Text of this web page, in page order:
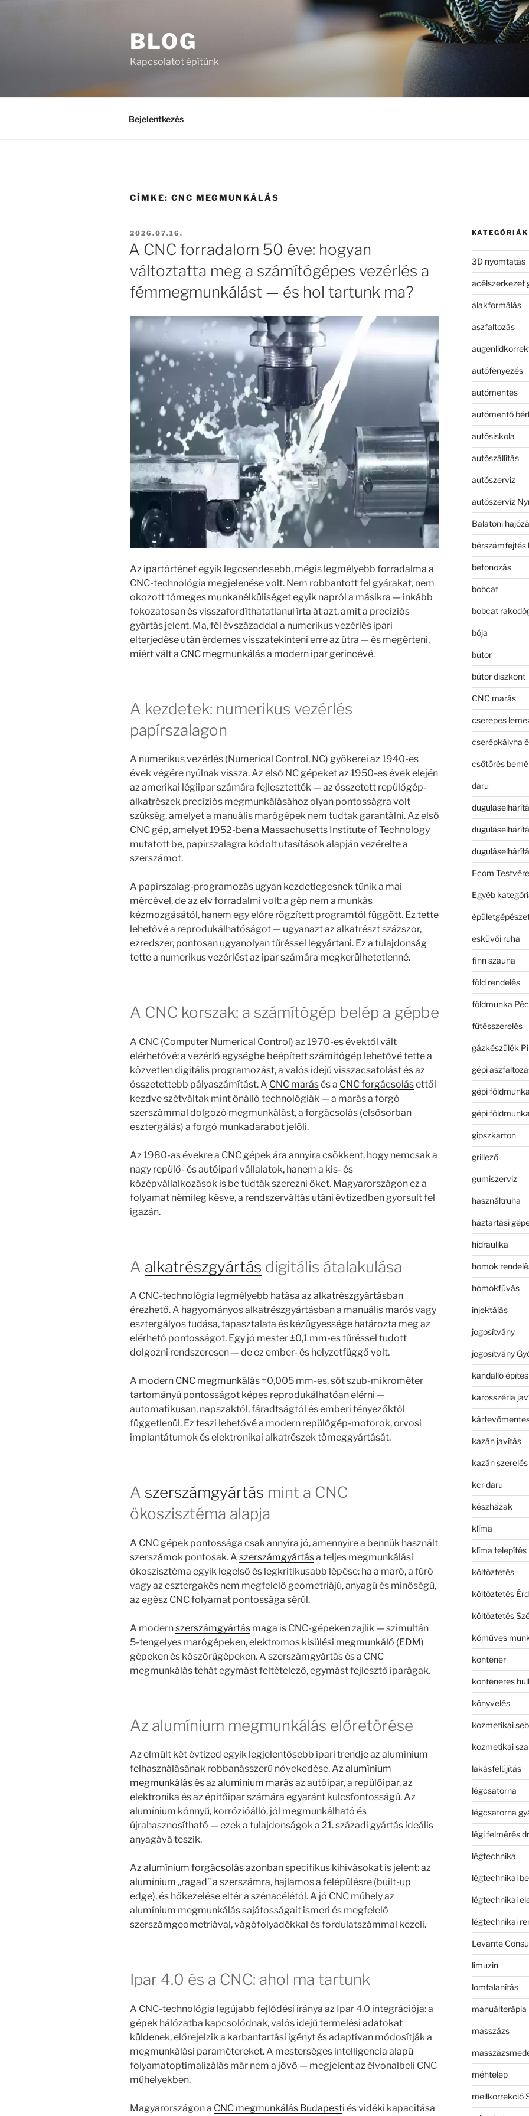
BLOG
Kapcsolatot építünk
Bejelentkezés
CÍMKE: CNC MEGMUNKÁLÁS
BEKÜLDVE:
2026.07.16.
A CNC forradalom 50 éve: hogyan
változtatta meg a számítógépes vezérlés a
fémmegmunkálást — és hol tartunk ma?
Az ipartörténet egyik legcsendesebb, mégis legmélyebb forradalma a
CNC-technológia megjelenése volt. Nem robbantott fel gyárakat, nem
okozott tömeges munkanélküliséget egyik napról a másikra — inkább
fokozatosan és visszafordíthatatlanul írta át azt, amit a precíziós
gyártás jelent. Ma, fél évszázaddal a numerikus vezérlés ipari
elterjedése után érdemes visszatekinteni erre az útra — és megérteni,
miért vált a CNC megmunkálása modern ipar gerincévé.
A kezdetek: numerikus vezérlés
papírszalagon
A numerikus vezérlés (Numerical Control, NC) gyökerei az 1940-es
évek végére nyúlnak vissza. Az első NC gépeket az 1950-es évek elején
az amerikai légiipar számára fejlesztették — az összetett repülőgép-
alkatrészek precíziós megmunkálásához olyan pontosságra volt
szükség, amelyet a manuális marógépek nem tudtak garantálni. Az első
CNC gép, amelyet 1952-ben a Massachusetts Institute of Technology
mutatott be, papírszalagra kódolt utasítások alapján vezérelte a
szerszámot.
A papírszalag-programozás ugyan kezdetlegesnek tűnik a mai
mércével, de az elv forradalmi volt: a gép nem a munkás
kézmozgásától, hanem egy előre rögzített programtól függött. Ez tette
lehetővé a reprodukálhatóságot — ugyanazt az alkatrészt százszor,
ezredszer, pontosan ugyanolyan tűréssel legyártani. Ez a tulajdonság
tette a numerikus vezérlést az ipar számára megkerülhetetlenné.
A CNC korszak: a számítógép belép a gépbe
A CNC (Computer Numerical Control) az 1970-es évektől vált
elérhetővé: a vezérlő egységbe beépített számítógép lehetővé tette a
közvetlen digitális programozást, a valós idejű visszacsatolást és az
összetettebb pályaszámítást. A CNC marásés a CNC forgácsolásettől
kezdve szétváltak mint önálló technológiák — a marás a forgó
szerszámmal dolgozó megmunkálást, a forgácsolás (elsősorban
esztergálás) a forgó munkadarabot jelöli.
Az 1980-as évekre a CNC gépek ára annyira csökkent, hogy nemcsak a
nagy repülő- és autóipari vállalatok, hanem a kis- és
középvállalkozások is be tudták szerezni őket. Magyarországon ez a
folyamat némileg késve, a rendszerváltás utáni évtizedben gyorsult fel
igazán.
A alkatrészgyártás digitális átalakulása
A CNC-technológia legmélyebb hatása azalkatrészgyártásban
érezhető. A hagyományos alkatrészgyártásban a manuális marós vagy
esztergályos tudása, tapasztalata és kézügyessége határozta meg az
elérhető pontosságot. Egy jó mester ±0,1 mm-es tűréssel tudott
dolgozni rendszeresen — de ez ember- és helyzetfüggő volt.
A modern CNC megmunkálás ±0,005 mm-es, sőt szub-mikrométer
tartományú pontosságot képes reprodukálhatóan elérni —
automatikusan, napszaktól, fáradtságtól és emberi tényezőktől
függetlenül. Ez teszi lehetővé a modern repülőgép-motorok, orvosi
implantátumok és elektronikai alkatrészek tömeggyártását.
A szerszámgyártás mint a CNC
ökoszisztéma alapja
A CNC gépek pontossága csak annyira jó, amennyire a bennük használt
szerszámok pontosak. A szerszámgyártása teljes megmunkálási
ökoszisztéma egyik legelső és legkritikusabb lépése: ha a maró, a fúró
vagy az esztergakés nem megfelelő geometriájú, anyagú és minőségű,
az egész CNC folyamat pontossága sérül.
A modernszerszámgyártás maga is CNC-gépeken zajlik — szimultán
5-tengelyes marógépeken, elektromos kisülési megmunkáló (EDM)
gépeken és köszörűgépeken. A szerszámgyártás és a CNC
megmunkálás tehát egymást feltételező, egymást fejlesztő iparágak.
Az alumínium megmunkálás előretörése
Az elmúlt két évtized egyik legjelentősebb ipari trendje az alumínium
felhasználásának robbanásszerű növekedése. Azalumínium
megmunkálásés azalumínium marásaz autóipar, a repülőipar, az
elektronika és az építőipar számára egyaránt kulcsfontosságú. Az
alumínium könnyű, korrózióálló, jól megmunkálható és
újrahasznosítható — ezek a tulajdonságok a 21. századi gyártás ideális
anyagává teszik.
Azalumínium forgácsolásazonban specifikus kihívásokat is jelent: az
alumínium „ragad” a szerszámra, hajlamos a felépülésre (built-up
edge), és hőkezelése eltér a szénacélétól. A jó CNC műhely az
alumínium megmunkálás sajátosságait ismeri és megfelelő
szerszámgeometriával, vágófolyadékkal és fordulatszámmal kezeli.
Ipar 4.0 és a CNC: ahol ma tartunk
A CNC-technológia legújabb fejlődési iránya az Ipar 4.0 integrációja: a
gépek hálózatba kapcsolódnak, valós idejű termelési adatokat
küldenek, előrejelzik a karbantartási igényt és adaptívan módosítják a
megmunkálási paramétereket. A mesterséges intelligencia alapú
folyamatoptimalizálás már nem a jövő — megjelent az élvonalbeli CNC
műhelyekben.
Magyarországon a CNC megmunkálás Budapesti és vidéki kapacitása
KATEGÓRIÁK
3D nyomtatás
acélszerkezet
alakformálás
aszfaltozás
autófényezés
autómentés
autómentő
autósiskola
autószállítás
autószerviz
autószerviz
Balatoni
bérszámfejtés
betonozás
bobcat
bobcat
bója
bútor
bútor diszkont
CNC marás
cserepes
cserépkályha
csőtörés
daru
Ecom
Egyéb
esküvői ruha
finn szauna
föld rendelés
földmunka
fűtésszerelés
gázkészülék
gépi
gépi földmunka
gépi
gipszkarton
grillező
gumiszerviz
használtruha
háztartási
hidraulika
homok
homokfúvás
injektálás
jogosítvány
jogosítvány
kandalló építés
karosszéria
kazán javítás
kazán szerelés
kcr daru
készházak
klíma
klíma telepítés
költöztetés
költöztetés Érd
költöztetés
kőműves
konténer
konténeres
könyvelés
kozmetikai
kozmetikai
lakásfelújítás
légcsatorna
légcsatorna
légi felmérés
légtechnika
légtechnikai
légtechnikai
légtechnikai
Levante
limuzin
lomtalanítás
manuálterápia
masszázs
méhtelep
mellkorrekció